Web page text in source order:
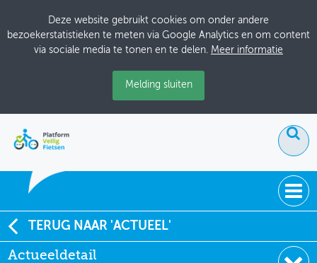
Deze website gebruikt cookies om onder andere
bezoekerstatistieken te meten via Google Analytics en om content
via sociale media te tonen en te delen. Meer informatie
Melding sluiten
ACTUEEL
DOSSIERS
TERUG NAAR 'ACTUEEL'
Actueeldetail
Lancering gedragscode voor gravelbikers: de Gravel